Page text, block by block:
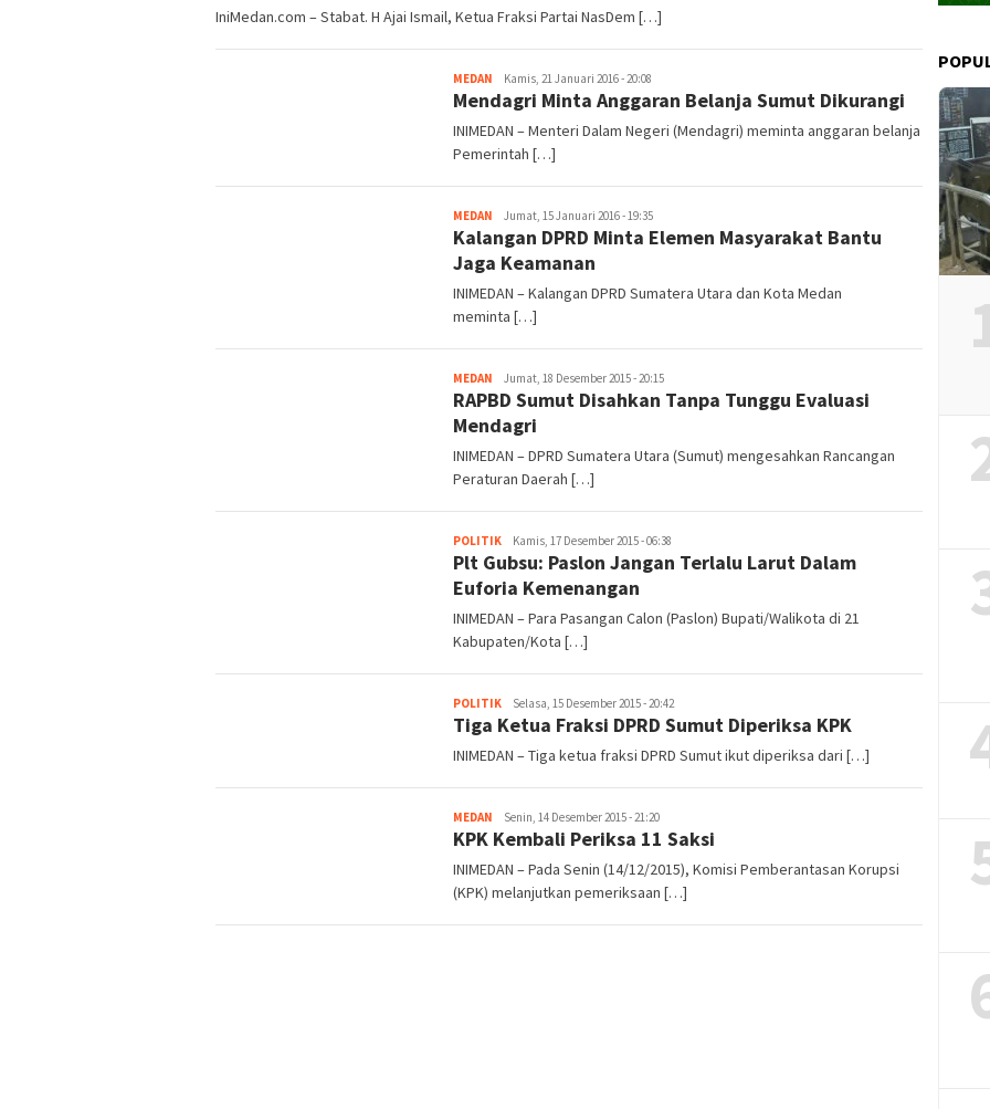
IniMedan.com – Stabat. H Ajai Ismail, Ketua Fraksi Partai NasDem […]
MEDAN redaksi
Kamis, 21 Januari 2016 - 20:08
Mendagri Minta Anggaran Belanja Sumut Dikurangi
INIMEDAN – Menteri Dalam Negeri (Mendagri) meminta anggaran belanja
Pemerintah […]
MEDAN redaksi
Jumat, 15 Januari 2016 - 19:35
Kalangan DPRD Minta Elemen Masyarakat Bantu
Jaga Keamanan
INIMEDAN – Kalangan DPRD Sumatera Utara dan Kota Medan
meminta […]
MEDAN redaksi
Jumat, 18 Desember 2015 - 20:15
RAPBD Sumut Disahkan Tanpa Tunggu Evaluasi
Mendagri
INIMEDAN – DPRD Sumatera Utara (Sumut) mengesahkan Rancangan
Peraturan Daerah […]
POLITIK redaksi
Kamis, 17 Desember 2015 - 06:38
Plt Gubsu: Paslon Jangan Terlalu Larut Dalam
Euforia Kemenangan
INIMEDAN – Para Pasangan Calon (Paslon) Bupati/Walikota di 21
Kabupaten/Kota […]
POLITIK redaksi
Selasa, 15 Desember 2015 - 20:42
Tiga Ketua Fraksi DPRD Sumut Diperiksa KPK
INIMEDAN – Tiga ketua fraksi DPRD Sumut ikut diperiksa dari […]
MEDAN redaksi
Senin, 14 Desember 2015 - 21:20
KPK Kembali Periksa 11 Saksi
INIMEDAN – Pada Senin (14/12/2015), Komisi Pemberantasan Korupsi
(KPK) melanjutkan pemeriksaan […]